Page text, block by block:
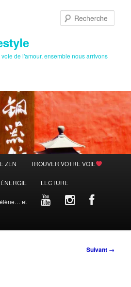
de l'amour, ensemble nous arrivons
ZEN TROUVER VOTRE VOIE
ÉNERGIE LECTURE
et
Suivant →